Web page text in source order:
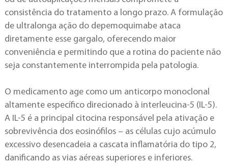
consistência do tratamento a longo prazo. A formulação
de ultralonga ação do depemoquimabe ataca
diretamente esse gargalo, oferecendo maior
conveniência e permitindo que a rotina do paciente não
seja constantemente interrompida pela patologia.
O medicamento age como um anticorpo monoclonal
altamente específico direcionado à interleucina-5 (IL-5).
A IL-5 é a principal citocina responsável pela ativação e
sobrevivência dos eosinófilos – as células cujo acúmulo
excessivo desencadeia a cascata inflamatória do tipo 2,
danificando as vias aéreas superiores e inferiores.